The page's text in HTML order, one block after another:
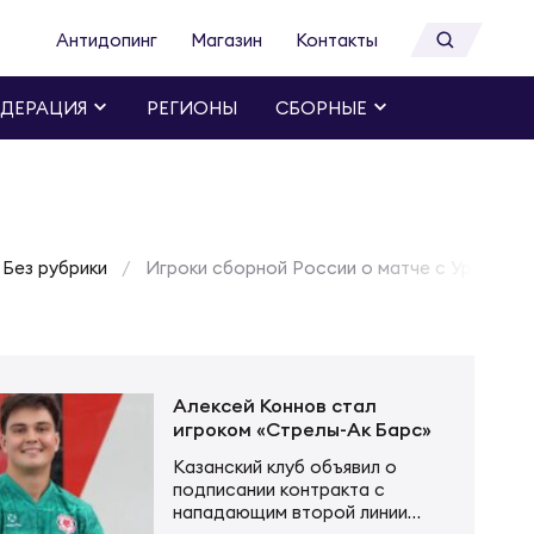
Антидопинг Магазин Контакты
РЕГИОНЫ СБОРНЫЕ
Без рубрики Игроки сборной России о матче с Уругваем
Алексей Коннов стал
игроком «Стрелы-Ак Барс»
Казанский клуб объявил о
подписании контракта с
нападающим второй линии